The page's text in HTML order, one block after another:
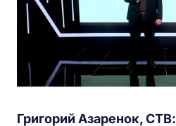
Григорий Азаренок, СТВ: